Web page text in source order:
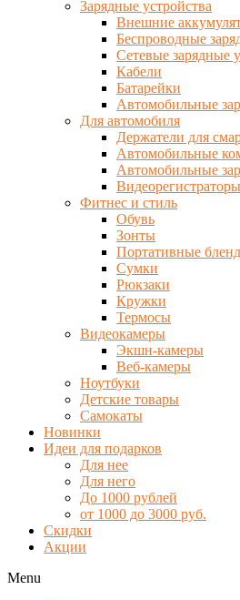
Зарядные устройства
Внешние
Беспроводные
Сетевые зарядные
Кабели
Батарейки
Автомобильные
Для автомобиля
Держатели для
Автомобильные
Автомобильные
Видеорегистраторы
Фитнес и стиль
Обувь
Зонты
Портативные
Сумки
Рюкзаки
Кружки
Термосы
Видеокамеры
Экшн-камеры
Веб-камеры
Ноутбуки
Детские товары
Самокаты
Новинки
Идеи для подарков
Для нее
Для него
До 1000 рублей
от 1000 до 3000 руб.
Скидки
Акции
Menu